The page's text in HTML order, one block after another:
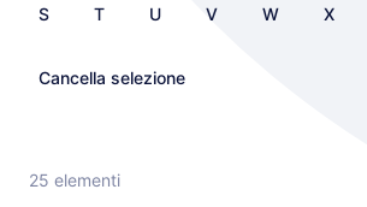
S T U V W X
Cancella selezione
25 elementi